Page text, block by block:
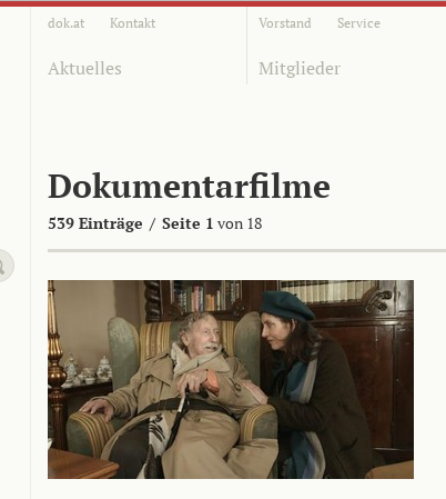
dok.at Kontakt Vorstand Service
Aktuelles Mitglieder
Dokumentarfilme
539 Einträge / Seite 1 von 18